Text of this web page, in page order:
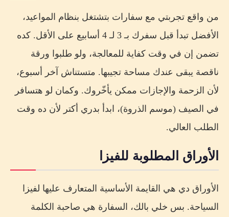
من واقع تجربتي مع سفارات بتشتغل بنظام المواعيد،
الأفضل تبدأ قبل سفرك بـ 3 لـ 4 أسابيع على الأقل. كده
تضمن إن في وقت كفاية للمعالجة، ولو طلبوا ورقة
ناقصة يبقى عندك مساحة تجيبها. متستناش آخر أسبوع،
لأن الزحمة والإجازات ممكن يأخّروك. وكمان لو هتسافر
في الصيف (موسم الذروة)، ابدأ بدري أكتر لأن ده وقت
الطلب العالي.
الأوراق المطلوبة للفيزا
الأوراق دي هي القايمة الأساسية المتعارف عليها لفيزا
السياحة. بس خلي بالك، السفارة هي صاحبة الكلمة